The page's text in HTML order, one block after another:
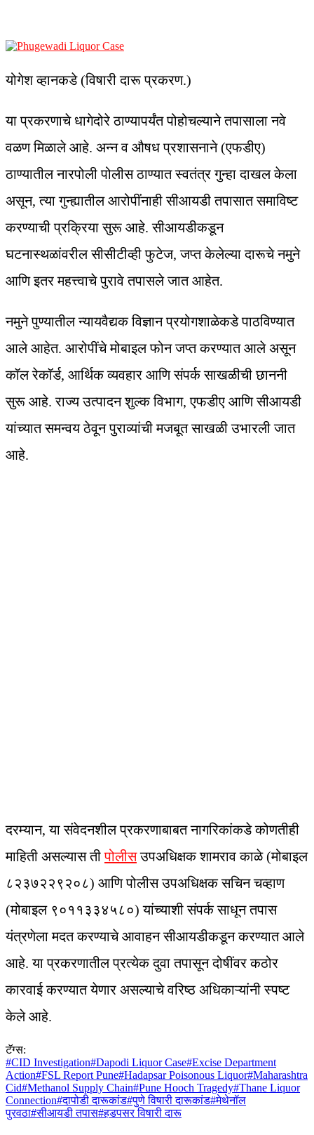
योगेश व्हानकडे (विषारी दारू प्रकरण.)
या प्रकरणाचे धागेदोरे ठाण्यापर्यंत पोहोचल्याने तपासाला नवे
वळण मिळाले आहे. अन्न व औषध प्रशासनाने (एफडीए)
ठाण्यातील नारपोली पोलीस ठाण्यात स्वतंत्र गुन्हा दाखल केला
असून, त्या गुन्ह्यातील आरोपींनाही सीआयडी तपासात समाविष्ट
करण्याची प्रक्रिया सुरू आहे. सीआयडीकडून
घटनास्थळांवरील सीसीटीव्ही फुटेज, जप्त केलेल्या दारूचे नमुने
आणि इतर महत्त्वाचे पुरावे तपासले जात आहेत.
नमुने पुण्यातील न्यायवैद्यक विज्ञान प्रयोगशाळेकडे पाठविण्यात
आले आहेत. आरोपींचे मोबाइल फोन जप्त करण्यात आले असून
कॉल रेकॉर्ड, आर्थिक व्यवहार आणि संपर्क साखळीची छाननी
सुरू आहे. राज्य उत्पादन शुल्क विभाग, एफडीए आणि सीआयडी
यांच्यात समन्वय ठेवून पुराव्यांची मजबूत साखळी उभारली जात
आहे.
दरम्यान, या संवेदनशील प्रकरणाबाबत नागरिकांकडे कोणतीही
माहिती असल्यास तीपोलीसउपअधिक्षक शामराव काळे (मोबाइल
८२३७२२९२०८) आणि पोलीस उपअधिक्षक सचिन चव्‍हाण
(मोबाइल ९०११३३४५८०) यांच्याशी संपर्क साधून तपास
यंत्रणेला मदत करण्‍याचे आवाहन सीआयडीकडून करण्यात आले
आहे. या प्रकरणातील प्रत्येक दुवा तपासून दोषींवर कठोर
कारवाई करण्यात येणार असल्याचे वरिष्ठ अधिकाऱ्यांनी स्पष्ट
केले आहे.
टॅग्स:
#CID Investigation#Dapodi Liquor Case#Excise Department
Action#FSL Report Pune#Hadapsar Poisonous Liquor#Maharashtra
Cid#Methanol Supply Chain#Pune Hooch Tragedy#Thane Liquor
Connection#दापोडी दारूकांड#पुणे विषारी दारूकांड#मेथेनॉल
पुरवठा#सीआयडी तपास#हडपसर विषारी दारू